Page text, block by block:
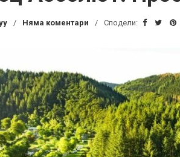
Няма коментари Сподели: